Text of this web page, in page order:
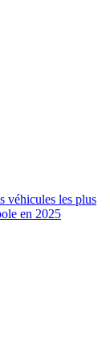
les plus
en 2025